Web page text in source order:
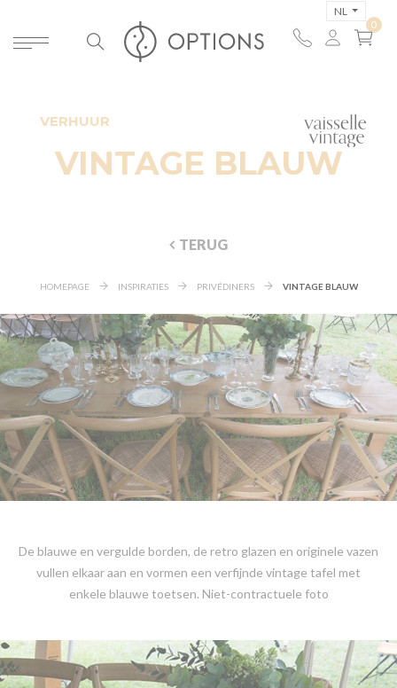
NL
VERHUUR
VINTAGE BLAUW
TERUG
HOMEPAGE INSPIRATIES PRIVÉDINERS VINTAGE BLAUW
De blauwe en vergulde borden, de retro glazen en originele vazen
vullen elkaar aan en vormen een verfijnde vintage tafel met
enkele blauwe toetsen. Niet-contractuele foto